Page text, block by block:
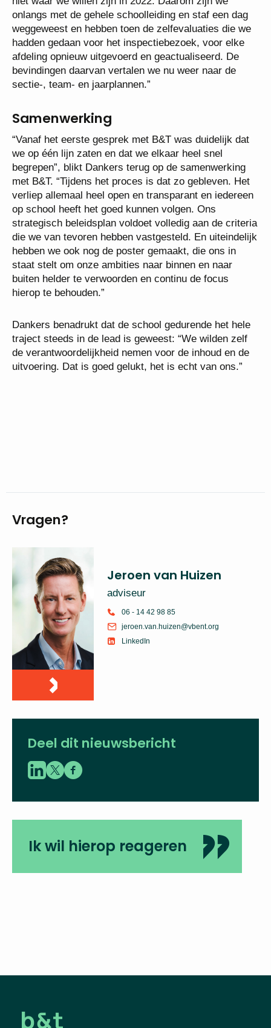
onlangs met de gehele schoolleiding en staf een dag
weggeweest en hebben toen de zelfevaluaties die we
hadden gedaan voor het inspectiebezoek, voor elke
afdeling opnieuw uitgevoerd en geactualiseerd. De
bevindingen daarvan vertalen we nu weer naar de
sectie-, team- en jaarplannen.”
Samenwerking
“Vanaf het eerste gesprek met B&T was duidelijk dat
we op één lijn zaten en dat we elkaar heel snel
begrepen”, blikt Dankers terug op de samenwerking
met B&T. “Tijdens het proces is dat zo gebleven. Het
verliep allemaal heel open en transparant en iedereen
op school heeft het goed kunnen volgen. Ons
strategisch beleidsplan voldoet volledig aan de criteria
die we van tevoren hebben vastgesteld. En uiteindelijk
hebben we ook nog de poster gemaakt, die ons in
staat stelt om onze ambities naar binnen en naar
buiten helder te verwoorden en continu de focus
hierop te behouden.”
Dankers benadrukt dat de school gedurende het hele
traject steeds in de lead is geweest: “We wilden zelf
de verantwoordelijkheid nemen voor de inhoud en de
uitvoering. Dat is goed gelukt, het is echt van ons.”
Vragen?
Jeroen van Huizen
adviseur
06 - 14 42 98 85
jeroen.van.huizen@vbent.org
LinkedIn
Deel dit nieuwsbericht
Ik wil hierop reageren